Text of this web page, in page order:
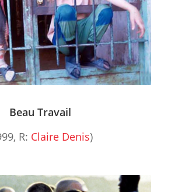
Beau Travail
R: Claire Denis)